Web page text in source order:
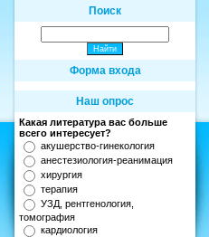
Поиск
Форма входа
Наш опрос
Какая литература вас больше
всего интересует?
акушерство-гинекология
анестезиология-реанимация
хирургия
терапия
УЗД, рентгенология,
томография
кардиология